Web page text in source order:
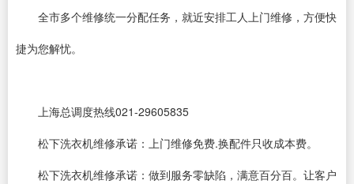
全市多个维修统一分配任务，就近安排工人上门维修，方便快
捷为您解忧。
上海总调度热线021-29605835
松下洗衣机维修承诺：上门维修免费.换配件只收成本费。
松下洗衣机维修承诺：做到服务零缺陷，满意百分百。让客户